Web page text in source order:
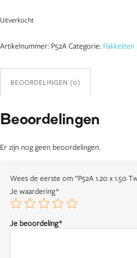
Uitverkocht
Artikelnummer: P52A Categorie:
BEOORDELINGEN (0)
Beoordelingen
Er zijn nog geen beoordelingen.
Wees de eerste om “P52A 1.20 x 1.50
Je waardering*
Je beoordeling*